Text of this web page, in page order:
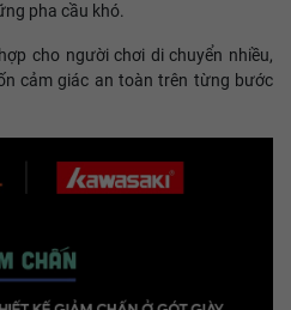
pha cầu khó.
cho người chơi di chuyển nhiều,
cảm giác an toàn trên từng bước